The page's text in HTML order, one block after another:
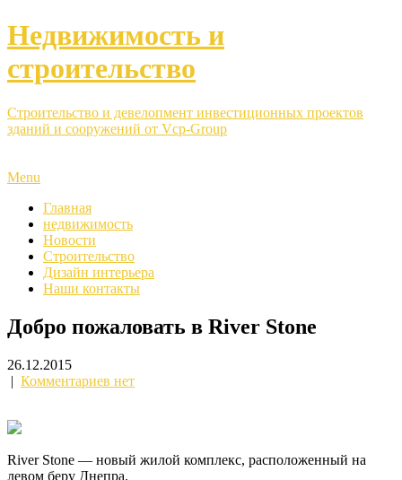
Недвижимость и
строительство
Строительство и девелопмент инвестиционных проектов
зданий и сооружений от Vcp-Group
Menu
Главная
недвижимость
Новости
Строительство
Дизайн интерьера
Наши контакты
Добро пожаловать в River Stone
26.12.2015
| Комментариев нет
River Stone — новый жилой комплекс, расположенный на
левом беру Днепра.